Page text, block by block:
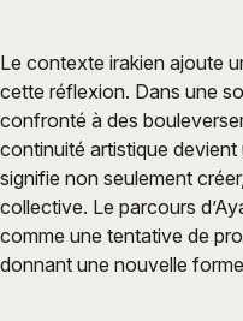
Le contexte irakien ajoute
cette réflexion. Dans une
confronté à des
continuité artistique
signifie non seulement
collective. Le parcours
comme une tentative de
donnant une nouvelle